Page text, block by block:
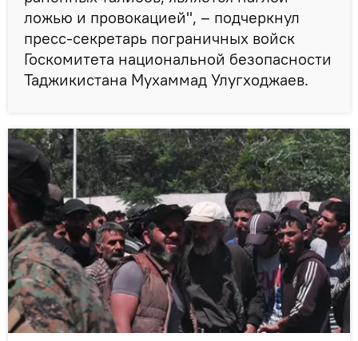
ложью и провокацией", – подчеркнул
пресс-секретарь пограничных войск
Госкомитета национальной безопасности
Таджикистана Мухаммад Улугходжаев.